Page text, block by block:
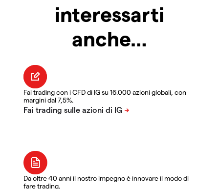
interessarti
anche…
Fai trading con i CFD di IG su 16.000 azioni globali, con
margini dal 7,5%.
Da oltre 40 anni il nostro impegno è innovare il modo di
fare trading.